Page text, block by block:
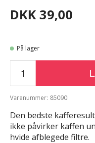
DKK 39,00
På lager
Varenummer: 85090
Den bedste
ikke påvirker kaffen
hvide afblegede filtre.